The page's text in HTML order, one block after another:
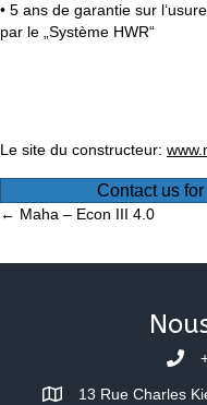
• 5 ans de garantie sur
par le „Système HWR“
Le site du constructeur:
Contact us
Posts
navigation
← Maha – Econ III 4.0
13 Rue Charles